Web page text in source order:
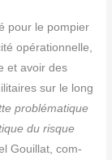
pour le pom­pier
opé­ra­tion­nelle,
et avoir des
sur le long
pro­blé­ma­tique
du risque
Gouillat, com­